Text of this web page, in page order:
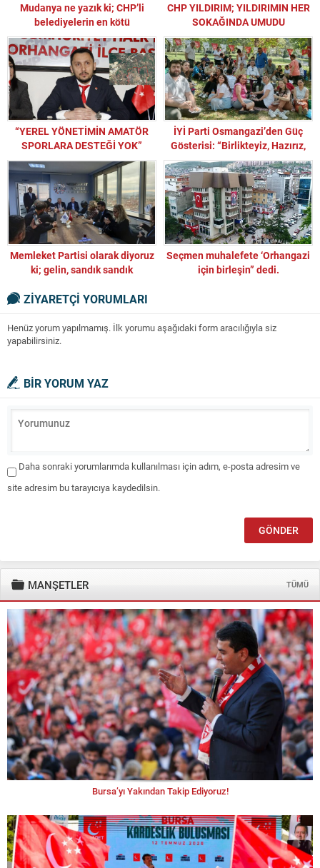
Mudanya ne yazık ki; CHP’li
belediyelerin en kötü
yönetilenidir
CHP YILDIRIM; YILDIRIMIN HER
SOKAĞINDA UMUDU
YEŞERTTECEĞİZ!
“YEREL YÖNETİMİN AMATÖR
SPORLARA DESTEĞİ YOK”
İYİ Parti Osmangazi’den Güç
Gösterisi: “Birlikteyiz, Hazırız,
Kararlıyız!”
Memleket Partisi olarak diyoruz
ki; gelin, sandık sandık
Seçmen muhalefete ‘Orhangazi
için birleşin” dedi.
ZİYARETÇİ YORUMLARI
Henüz yorum yapılmamış. İlk yorumu aşağıdaki form aracılığıyla siz
yapabilirsiniz.
BİR YORUM YAZ
Daha sonraki yorumlarımda kullanılması için adım, e-posta adresim ve
site adresim bu tarayıcıya kaydedilsin.
MANŞETLER TÜMÜ
Bursa’yı Yakından Takip Ediyoruz!